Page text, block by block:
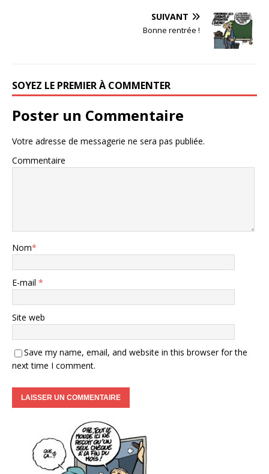
SUIVANT
Bonne rentrée !
SOYEZ LE PREMIER À COMMENTER
Poster un Commentaire
Votre adresse de messagerie ne sera pas publiée.
Commentaire
Nom*
E-mail *
Site web
Save my name, email, and website in this browser for the
next time I comment.